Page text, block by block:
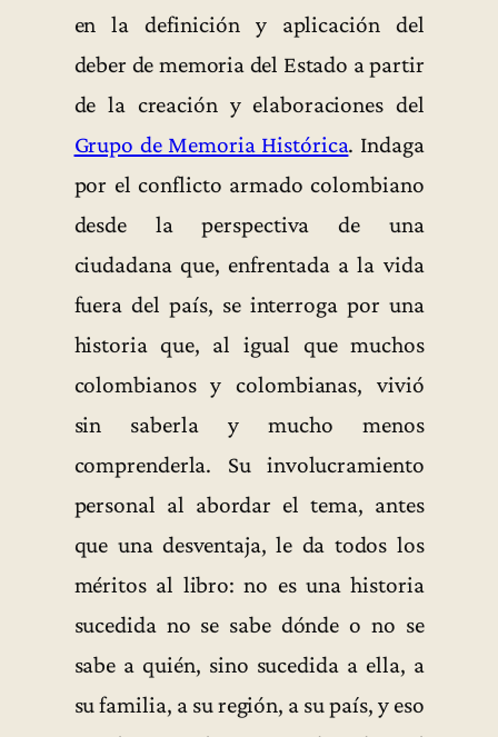
en la definición y aplicación del
deber de memoria del Estado a partir
de la creación y elaboraciones del
Grupo de Memoria Histórica. Indaga
por el conflicto armado colombiano
desde la perspectiva de una
ciudadana que, enfrentada a la vida
fuera del país, se interroga por una
historia que, al igual que muchos
colombianos y colombianas, vivió
sin saberla y mucho menos
comprenderla. Su involucramiento
personal al abordar el tema, antes
que una desventaja, le da todos los
méritos al libro: no es una historia
sucedida no se sabe dónde o no se
sabe a quién, sino sucedida a ella, a
su familia, a su región, a su país, y eso